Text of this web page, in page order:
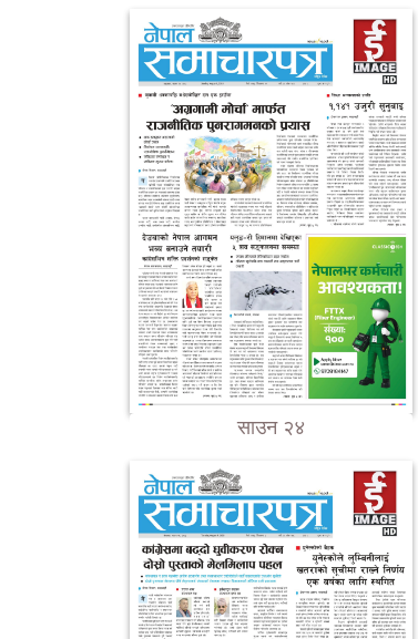
साउन २४